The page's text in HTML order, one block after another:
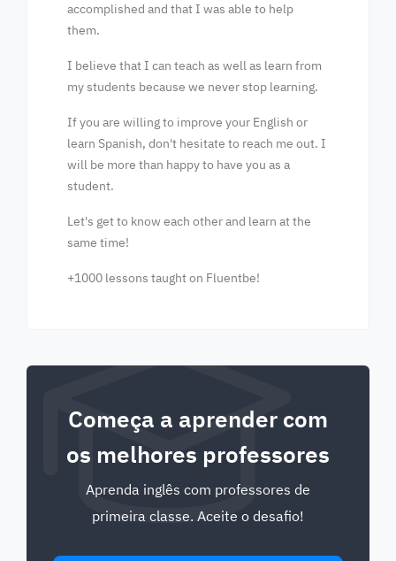
accomplished and that I was able to help
them.
I believe that I can teach as well as learn from
my students because we never stop learning.
If you are willing to improve your English or
learn Spanish, don't hesitate to reach me out. I
will be more than happy to have you as a
student.
Let's get to know each other and learn at the
same time!
+1000 lessons taught on Fluentbe!
Começa a aprender com
os melhores professores
Aprenda inglês com professores de
primeira classe. Aceite o desafio!